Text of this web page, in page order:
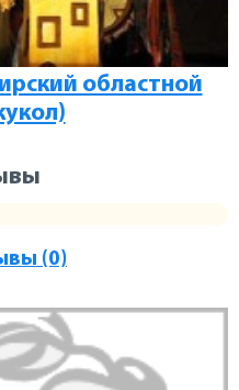
областной
(0)